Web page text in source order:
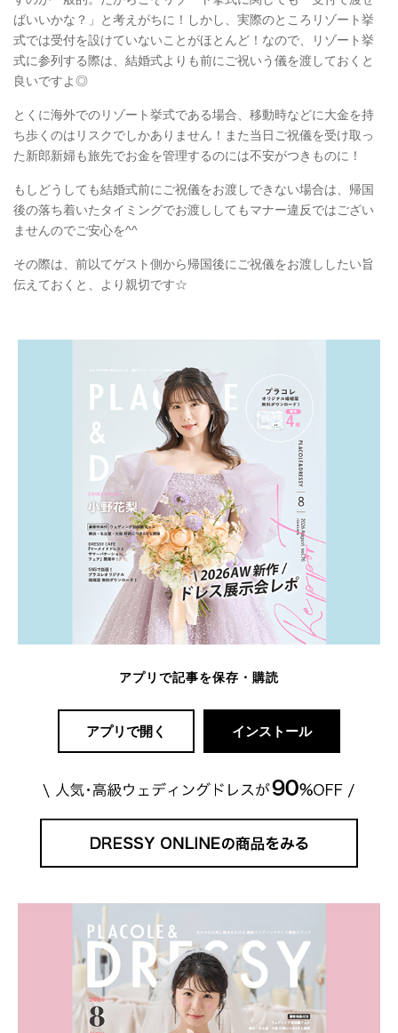
ばいいかな？」と考えがちに！しかし、実際のところリゾート挙
式では受付を設けていないことがほとんど！なので、リゾート挙
式に参列する際は、結婚式よりも前にご祝いう儀を渡しておくと
良いですよ◎
とくに海外でのリゾート挙式である場合、移動時などに大金を持
ち歩くのはリスクでしかありません！また当日ご祝儀を受け取っ
た新郎新婦も旅先でお金を管理するのには不安がつきものに！
もしどうしても結婚式前にご祝儀をお渡しできない場合は、帰国
後の落ち着いたタイミングでお渡ししてもマナー違反ではござい
ませんのでご安心を^^
その際は、前以てゲスト側から帰国後にご祝儀をお渡ししたい旨
伝えておくと、より親切です☆
アプリで記事を保存・購読
アプリで開く インストール